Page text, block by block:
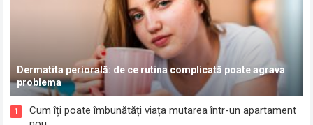
Dermatita periorală: de ce rutina complicată poate agrava
problema
1
Cum îți poate îmbunătăți viața mutarea într-un apartament